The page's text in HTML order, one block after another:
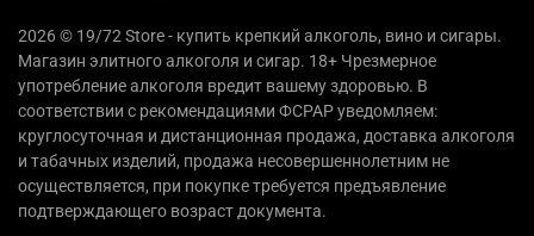
2026 © 19/72 Store - купить крепкий алкоголь, вино и сигары.
Магазин элитного алкоголя и сигар. 18+ Чрезмерное
употребление алкоголя вредит вашему здоровью. В
соответствии с рекомендациями ФСРАР уведомляем:
круглосуточная и дистанционная продажа, доставка алкоголя
и табачных изделий, продажа несовершеннолетним не
осуществляется, при покупке требуется предъявление
подтверждающего возраст документа.